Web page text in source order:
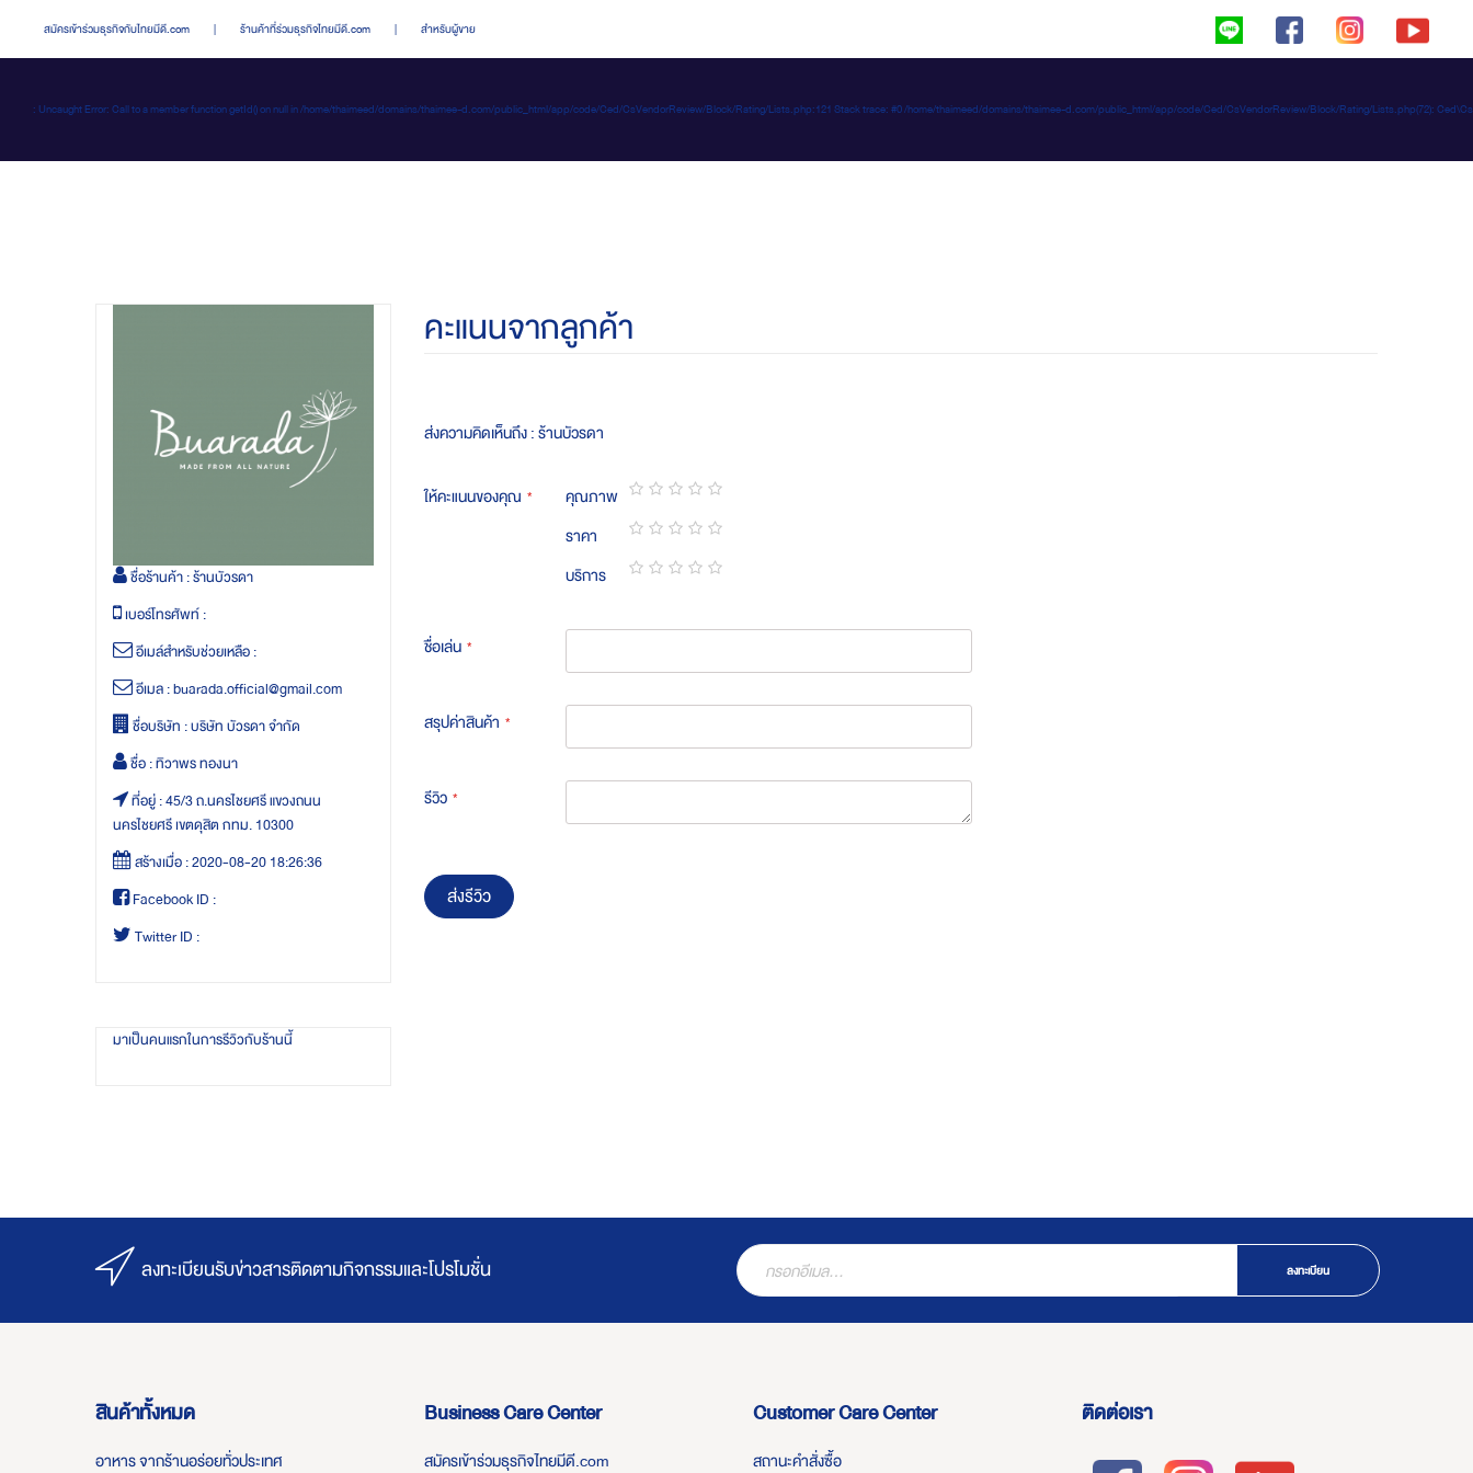
สมัครเข้าร่วมธุรกิจกับไทยมีดี.com | ร้านค้าที่ร่วมธุรกิจไทยมีดี.com | สำหรับผู้ขาย
: Uncaught Error: Call to a member function getId() on null in /home/thaimeed/domains/thaimee-d.com/public_html/app/code/Ced/CsVendorReview/Block/Rating/Lists.php:121 Stack trace: #0 /home/thaimeed/domains/thaimee-d.com/public_html/app/code/Ced/CsVendorReview/Block/Rating/Lists.php(72):
ชื่อร้านค้า :ร้านบัวรดา
เบอร์โทรศัพท์ :
อีเมล์สำหรับช่วยเหลือ :
อีเมล :buarada.official@gmail.com
ชื่อบริษัท :บริษัท บัวรดา จำกัด
ชื่อ :ทิวาพร ทองนา
ที่อยู่ :45/3 ถ.นครไชยศรี แขวงถนน
นครไชยศรี เขตดุสิต กทม. 10300
สร้างเมื่อ :2020-08-20 18:26:36
Facebook ID :
Twitter ID :
มาเป็นคนแรกในการรีวิวกับร้านนี้
คะแนนจากลูกค้า
ส่งความคิดเห็นถึง : ร้านบัวรดา
ให้คะแนนของคุณ คุณภาพ
1
star
2
stars
3
stars
4
stars
5
stars
ราคา
1
star
2
stars
3
stars
4
stars
5
stars
บริการ
ชื่อเล่น
สรุปค่าสินค้า
รีวิว
ส่งรีวิว
ลงทะเบียนรับข่าวสารติดตามกิจกรรมและโปรโมชั่น ลงทะเบียน
สินค้าทั้งหมด
อาหาร จากร้านอร่อยทั่วประเทศ
Business Care Center
สมัครเข้าร่วมธุรกิจไทยมีดี.com
Customer Care Center
สถานะคำสั่งซื้อ
ติดต่อเรา